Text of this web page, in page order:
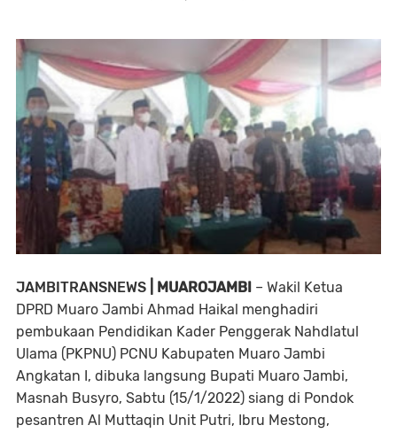
JAMBITRANSNEWS | MUAROJAMBI – Wakil Ketua
DPRD Muaro Jambi Ahmad Haikal menghadiri
pembukaan Pendidikan Kader Penggerak Nahdlatul
Ulama (PKPNU) PCNU Kabupaten Muaro Jambi
Angkatan I, dibuka langsung Bupati Muaro Jambi,
Masnah Busyro, Sabtu (15/1/2022) siang di Pondok
pesantren Al Muttaqin Unit Putri, Ibru Mestong,